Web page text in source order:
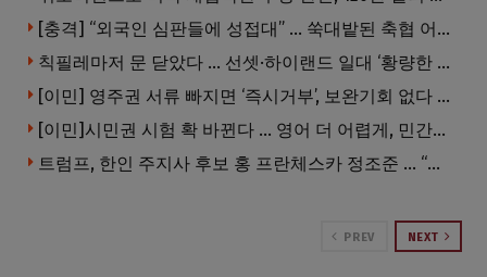
[충격] “외국인 심판들에 성접대” … 쑥대밭된 축협 어디까지 추락하나
칙필레마저 문 닫았다 … 선셋·하이랜드 일대 ‘황량한 거리’로
[이민] 영주권 서류 빠지면 ‘즉시거부’, 보완기회 없다 … 이민심사 8월부터 확 바뀐다
[이민]시민권 시험 확 바뀐다 … 영어 더 어렵게, 민간시험 도입 추진
트럼프, 한인 주지사 후보 홍 프란체스카 정조준 … “미치광이다”
PREV NEXT